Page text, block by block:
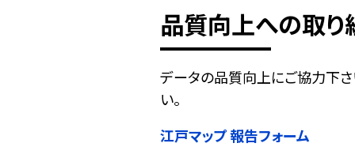
品質向上への取り
データの品質向上にご協力下
い。
江戸マップ 報告フォーム